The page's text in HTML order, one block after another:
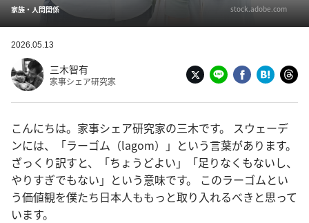
家族・人間関係 stock.adobe.com
2026.05.13
三木智有
家事シェア研究家
こんにちは。家事シェア研究家の三木です。 スウェーデ
ンには、「ラーゴム（lagom）」という言葉があります。
ざっくり訳すと、「ちょうどよい」「足りなくもないし、
やりすぎでもない」という意味です。 このラーゴムとい
う価値観を僕たち日本人ももっと取り入れるべきと思って
います。